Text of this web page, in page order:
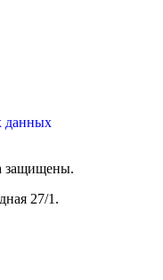
данных
защищены.
27/1.